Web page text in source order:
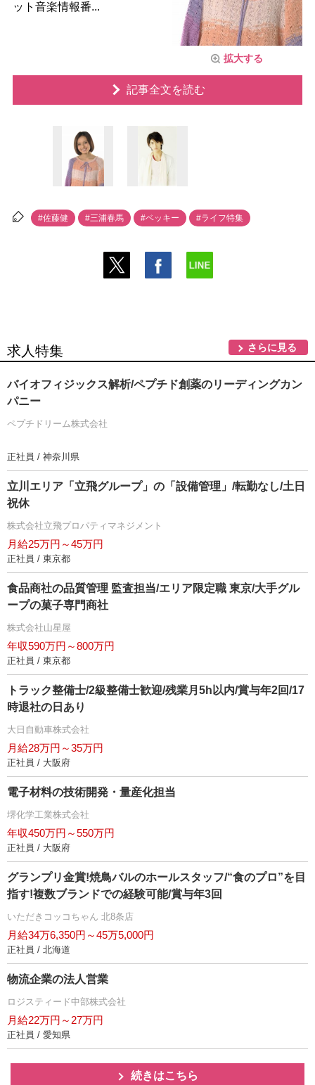
拡大する
ット音楽情報番...
記事全文を読む
#佐藤健 #三浦春馬 #ベッキー #ライフ特集
求人特集 さらに見る
バイオフィジックス解析/ペプチド創薬のリーディングカン
パニー
ペプチドリーム株式会社
正社員 / 神奈川県
立川エリア「立飛グループ」の「設備管理」/転勤なし/土日
祝休
株式会社立飛プロパティマネジメント
月給25万円～45万円
正社員 / 東京都
食品商社の品質管理 監査担当/エリア限定職 東京/大手グル
ープの菓子専門商社
株式会社山星屋
年収590万円～800万円
正社員 / 東京都
トラック整備士/2級整備士歓迎/残業月5h以内/賞与年2回/17
時退社の日あり
大日自動車株式会社
月給28万円～35万円
正社員 / 大阪府
電子材料の技術開発・量産化担当
堺化学工業株式会社
年収450万円～550万円
正社員 / 大阪府
グランプリ金賞!焼鳥バルのホールスタッフ/“食のプロ”を目
指す!複数ブランドでの経験可能/賞与年3回
いただきコッコちゃん 北8条店
月給34万6,350円～45万5,000円
正社員 / 北海道
物流企業の法人営業
ロジスティード中部株式会社
月給22万円～27万円
正社員 / 愛知県
続きはこちら